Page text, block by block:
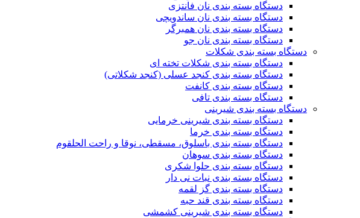
دستگاه بسته بندی نان فانتزی
دستگاه بسته بندی نان ساندویچی
دستگاه بسته بندی نان همبرگر
دستگاه بسته بندی نان جو
دستگاه بسته بندی شکلات
دستگاه بسته بندی شکلات تخته ای
دستگاه بسته بندی کنجد عسلی (کنجد شکلاتی)
دستگاه بسته بندی کانفت
دستگاه بسته بندی تافی
دستگاه بسته بندی شیرینی
دستگاه بسته بندی شیرینی خرمایی
دستگاه بسته بندی خرما
دستگاه بسته بندی باسلوق، مسقطی، نوقا و راحت الحلقوم
دستگاه بسته بندی سوهان
دستگاه بسته بندی حلوا شکری
دستگاه بسته بندی نبات نی دار
دستگاه بسته بندی گز لقمه
دستگاه بسته بندی قند حبه
دستگاه بسته بندی شیرینی کشمشی